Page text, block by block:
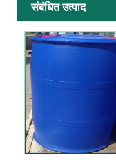
संबंधित उत्पाद